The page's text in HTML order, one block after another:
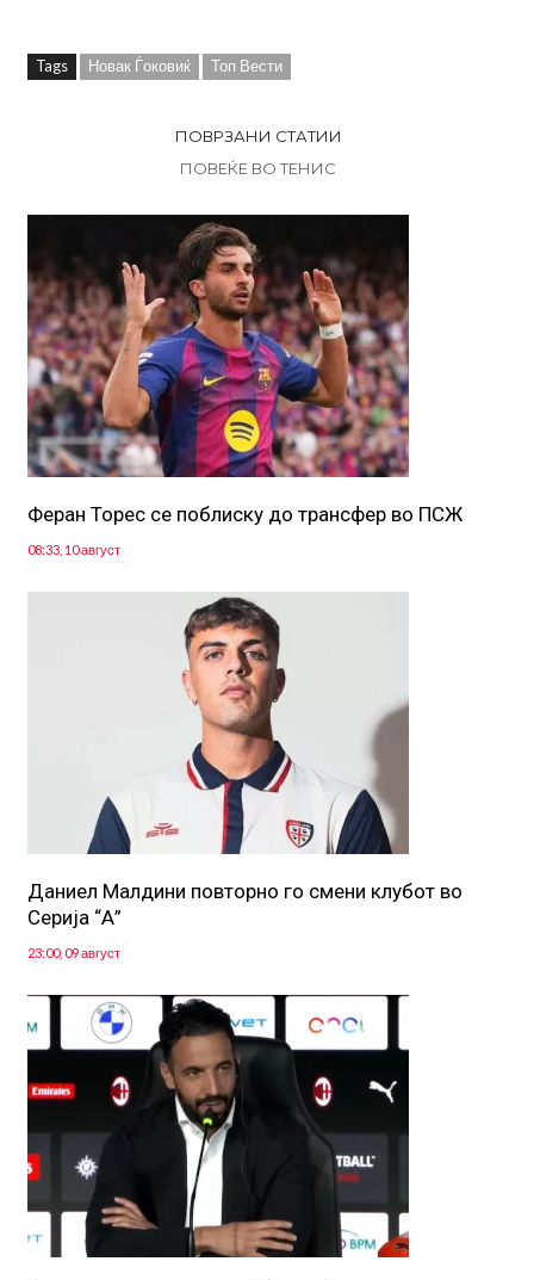
Tags Новак Ѓоковиќ Топ Вести
ПОВРЗАНИ СТАТИИ
ПОВЕЌЕ ВО ТЕНИС
Феран Торес се поблиску до трансфер во ПСЖ
08:33, 10 август
Даниел Малдини повторно го смени клубот во
Серија “А”
23:00, 09 август